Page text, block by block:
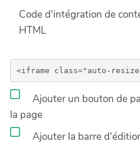
Code d'intégration de
HTML
Ajouter un bouton de
la page
Ajouter la barre